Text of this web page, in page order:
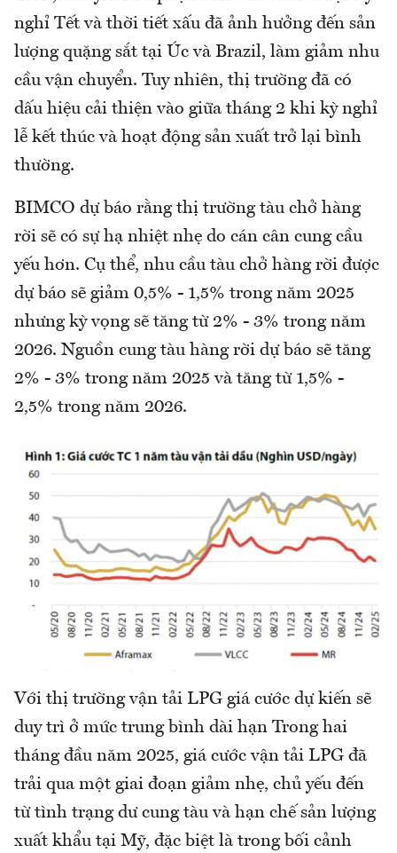
nghỉ Tết và thời tiết xấu đã ảnh hưởng đến sản
lượng quặng sắt tại Úc và Brazil, làm giảm nhu
cầu vận chuyển. Tuy nhiên, thị trường đã có
dấu hiệu cải thiện vào giữa tháng 2 khi kỳ nghỉ
lễ kết thúc và hoạt động sản xuất trở lại bình
thường.
BIMCO dự báo rằng thị trường tàu chở hàng
rời sẽ có sự hạ nhiệt nhẹ do cán cân cung cầu
yếu hơn. Cụ thể, nhu cầu tàu chở hàng rời được
dự báo sẽ giảm 0,5% - 1,5% trong năm 2025
nhưng kỳ vọng sẽ tăng từ 2% - 3% trong năm
2026. Nguồn cung tàu hàng rời dự báo sẽ tăng
2% - 3% trong năm 2025 và tăng từ 1,5% -
2,5% trong năm 2026.
Với thị trường vận tải LPG giá cước dự kiến sẽ
duy trì ở mức trung bình dài hạn Trong hai
tháng đầu năm 2025, giá cước vận tải LPG đã
trải qua một giai đoạn giảm nhẹ, chủ yếu đến
từ tình trạng dư cung tàu và hạn chế sản lượng
xuất khẩu tại Mỹ, đặc biệt là trong bối cảnh